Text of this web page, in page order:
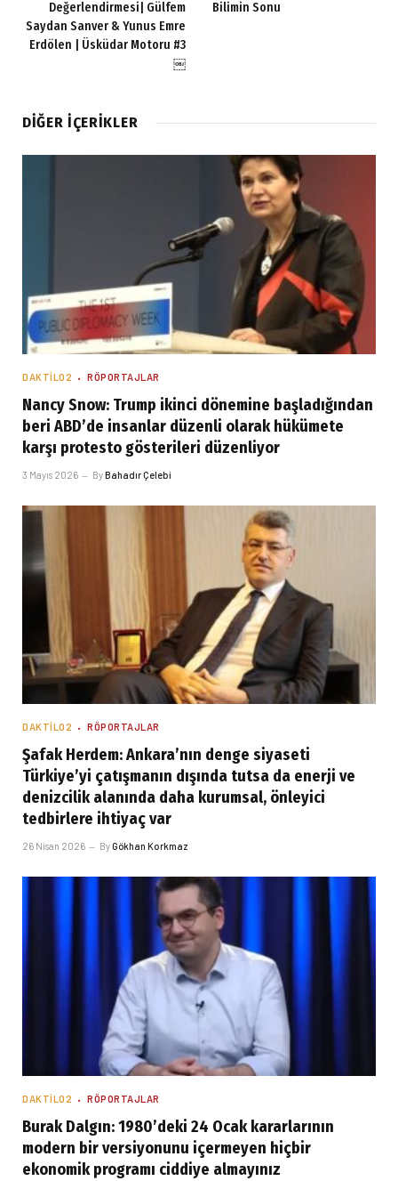
Değerlendirmesi| Gülfem
Saydan Sanver & Yunus Emre
Erdölen | Üsküdar Motoru #3
￼
Bilimin Sonu
DIĞER İÇERIKLER
DAKTILO2 RÖPORTAJLAR
Nancy Snow: Trump ikinci dönemine başladığından
beri ABD’de insanlar düzenli olarak hükümete
karşı protesto gösterileri düzenliyor
3 Mayıs 2026 ByBahadır Çelebi
DAKTILO2 RÖPORTAJLAR
Şafak Herdem: Ankara’nın denge siyaseti
Türkiye’yi çatışmanın dışında tutsa da enerji ve
denizcilik alanında daha kurumsal, önleyici
tedbirlere ihtiyaç var
26 Nisan 2026 ByGökhan Korkmaz
DAKTILO2 RÖPORTAJLAR
Burak Dalgın: 1980’deki 24 Ocak kararlarının
modern bir versiyonunu içermeyen hiçbir
ekonomik programı ciddiye almayınız